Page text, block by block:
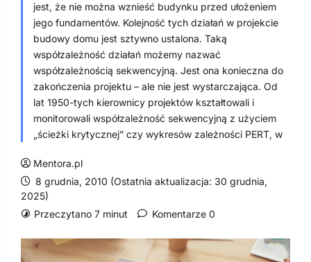
jest, że nie można wznieść budynku przed ułożeniem
jego fundamentów. Kolejność tych działań w projekcie
budowy domu jest sztywno ustalona. Taką
współzależność działań możemy nazwać
współzależnością sekwencyjną. Jest ona konieczna do
zakończenia projektu – ale nie jest wystarczająca. Od
lat 1950-tych kierownicy projektów kształtowali i
monitorowali współzależność sekwencyjną z użyciem
„ścieżki krytycznej” czy wykresów zależności PERT, w
Mentora.pl
8 grudnia, 2010 (Ostatnia aktualizacja: 30 grudnia,
2025)
Przeczytano 7 minut
Komentarze 0